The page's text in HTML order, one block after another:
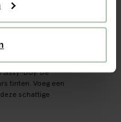
Boy. De
tinten. Voeg een
schattige